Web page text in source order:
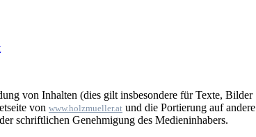
von Inhalten (dies gilt insbesondere für Texte, Bilder
von www.holzmueller.at und die Portierung auf andere
schriftlichen Genehmigung des Medieninhabers.